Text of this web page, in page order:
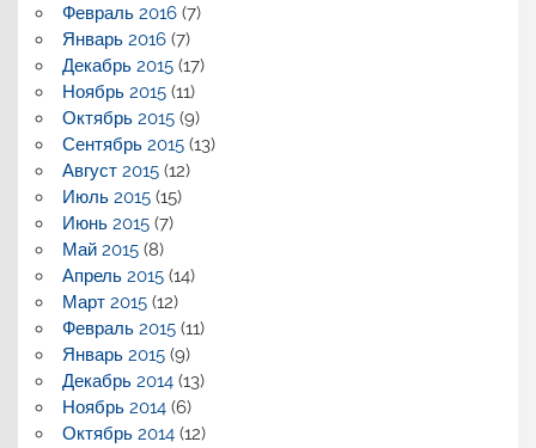
Февраль 2016(7)
Январь 2016(7)
Декабрь 2015(17)
Ноябрь 2015(11)
Октябрь 2015(9)
Сентябрь 2015(13)
Август 2015(12)
Июль 2015(15)
Июнь 2015(7)
Май 2015(8)
Апрель 2015(14)
Март 2015(12)
Февраль 2015(11)
Январь 2015(9)
Декабрь 2014(13)
Ноябрь 2014(6)
Октябрь 2014(12)